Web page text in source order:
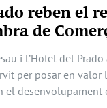
reben el
de
i l’Hotel del
per posar en valor
el desenvolupament